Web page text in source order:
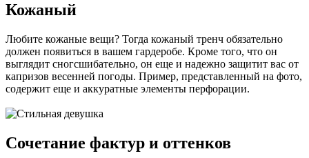
Кожаный
Любите кожаные вещи? Тогда кожаный тренч обязательно
должен появиться в вашем гардеробе. Кроме того, что он
выглядит сногсшибательно, он еще и надежно защитит вас от
капризов весенней погоды. Пример, представленный на фото,
содержит еще и аккуратные элементы перфорации.
Сочетание фактур и оттенков